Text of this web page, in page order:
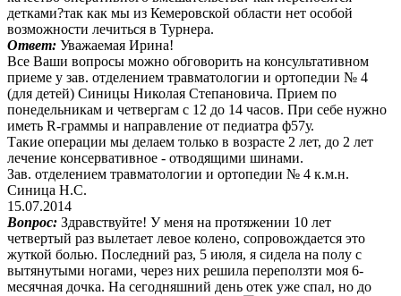
детками?так как мы из Кемеровской области нет особой
возможности лечиться в Турнера.
Ответ: Уважаемая Ирина!
Все Ваши вопросы можно обговорить на консультативном
приеме у зав. отделением травматологии и ортопедии № 4
(для детей) Синицы Николая Степановича. Прием по
понедельникам и четвергам с 12 до 14 часов. При себе нужно
иметь R-граммы и направление от педиатра ф57у.
Такие операции мы делаем только в возрасте 2 лет, до 2 лет
лечение консервативное - отводящими шинами.
Зав. отделением травматологии и ортопедии № 4 к.м.н.
Синица Н.С.
15.07.2014
Вопрос: Здравствуйте! У меня на протяжении 10 лет
четвертый раз вылетает левое колено, сопровождается это
жуткой болью. Последний раз, 5 июля, я сидела на полу с
вытянутыми ногами, через них решила переползти моя 6-
месячная дочка. На сегодняшний день отек уже спал, но до